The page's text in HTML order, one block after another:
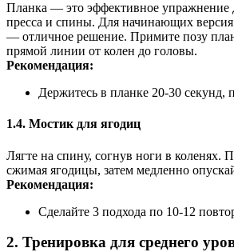
Планка — это эффективное упражнение
пресса и спины. Для начинающих
— отличное решение. Примите позу
прямой линии от колен до головы.
Рекомендация:
Держитесь в планке 20-30 секунд,
1.4. Мостик для ягодиц
Лягте на спину, согнув ноги в коленях.
сжимая ягодицы, затем медленно
Рекомендация:
Сделайте 3 подхода по 10-12
2. Тренировка для среднего